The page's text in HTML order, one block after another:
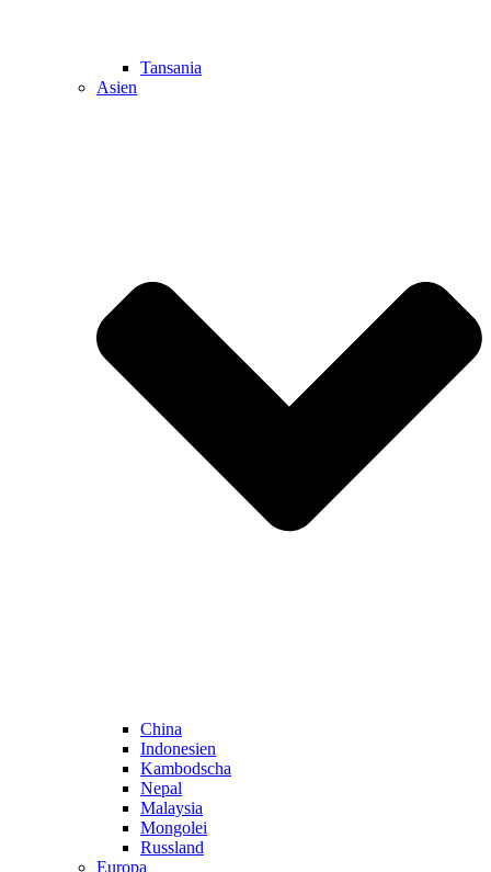
Tansania
Asien
China
Indonesien
Kambodscha
Nepal
Malaysia
Mongolei
Russland
Europa